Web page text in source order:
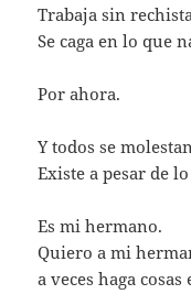
Trabaja sin
Se caga en lo que
Por ahora.
Y todos se
Existe a pesar de
Es mi hermano.
Quiero a mi
a veces haga cosas